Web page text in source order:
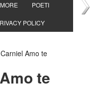
POETI
POLICY
Amo te
te